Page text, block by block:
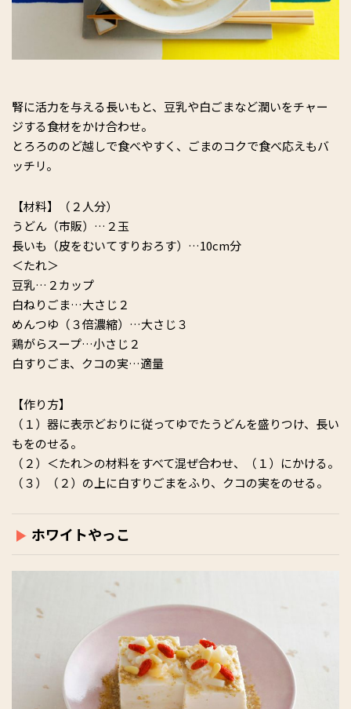
腎に活力を与える長いもと、豆乳や白ごまなど潤いをチャー
ジする食材をかけ合わせ。
とろろののど越しで食べやすく、ごまのコクで食べ応えもバ
ッチリ。
【材料】（２人分）
うどん（市販）…２玉
長いも（皮をむいてすりおろす）…10cm分
＜たれ＞
豆乳…２カップ
白ねりごま…大さじ２
めんつゆ（３倍濃縮）…大さじ３
鶏がらスープ…小さじ２
白すりごま、クコの実…適量
【作り方】
（１）器に表示どおりに従ってゆでたうどんを盛りつけ、長い
もをのせる。
（２）＜たれ＞の材料をすべて混ぜ合わせ、（１）にかける。
（３）（２）の上に白すりごまをふり、クコの実をのせる。
ホワイトやっこ